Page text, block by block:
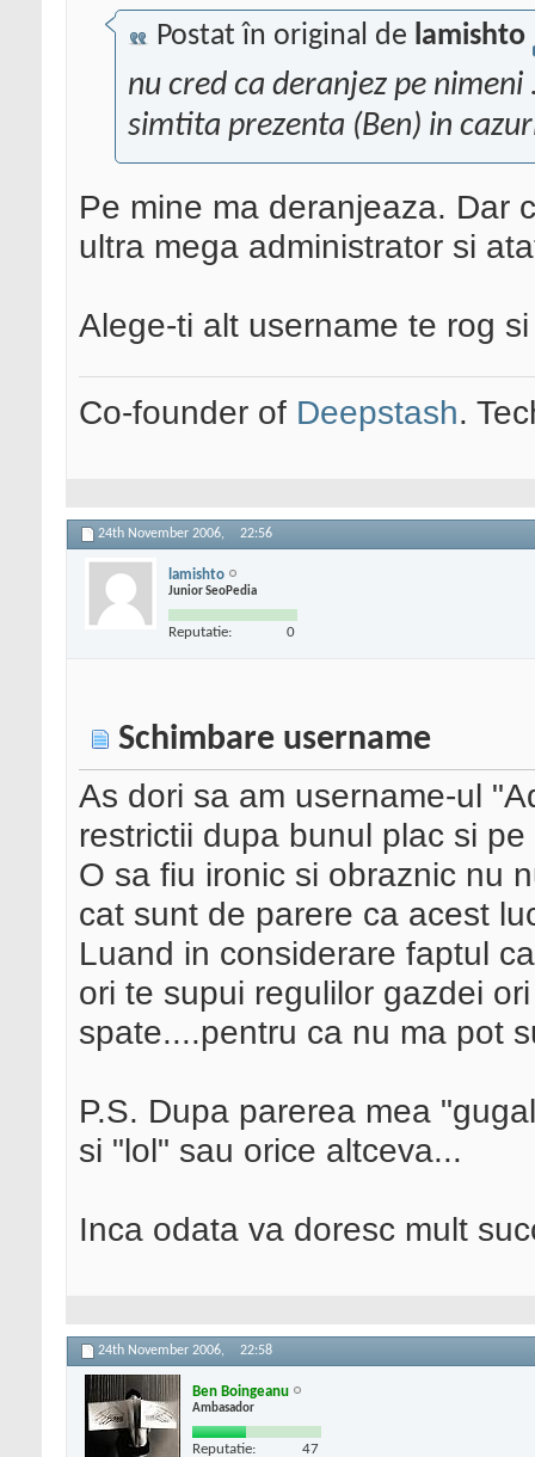
Postat în original de lamishto
nu cred ca deranjez pe
simtita prezenta (Ben) in
Pe mine ma deranjeaza. Dar
ultra mega administrator si
Alege-ti alt username te rog
Co-founder of Deepstash.
24th November 2006, 22:56
lamishto
Junior SeoPedia
Reputatie: 0
Schimbare username
As dori sa am username-ul
restrictii dupa bunul plac si
O sa fiu ironic si obraznic nu
cat sunt de parere ca acest
Luand in considerare faptul
ori te supui regulilor gazdei
spate....pentru ca nu ma pot
P.S. Dupa parerea mea
si "lol" sau orice altceva...
Inca odata va doresc mult
24th November 2006, 22:58
Ben Boingeanu
Ambasador
Reputatie: 47